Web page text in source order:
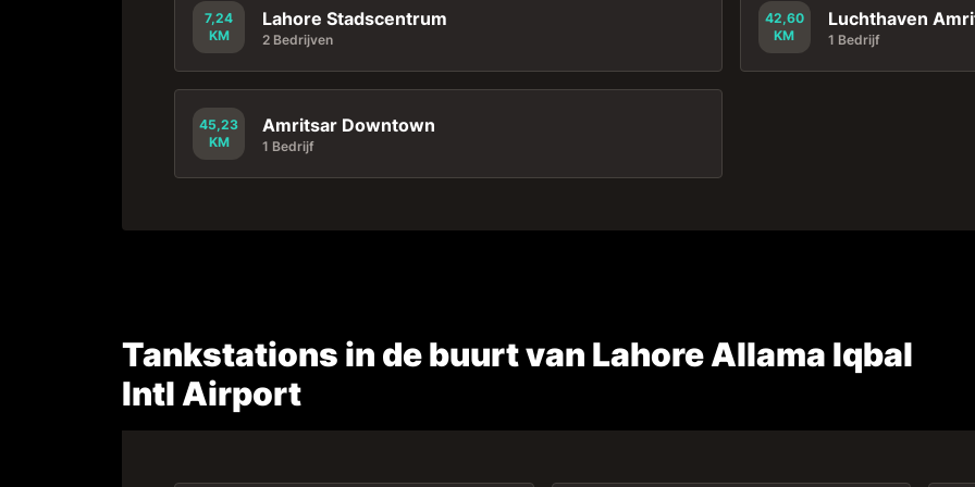
7,24
KM
Lahore Stadscentrum
2 Bedrijven
42,60
KM
Luchthaven
1 Bedrijf
45,23
KM
Amritsar Downtown
1 Bedrijf
Tankstations in de buurt van Lahore Allama Iqbal
Intl Airport